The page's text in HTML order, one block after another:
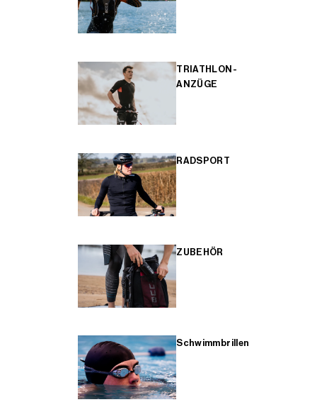
TRIATHLON-
ANZÜGE
RADSPORT
ZUBEHÖR
Schwimmbrillen